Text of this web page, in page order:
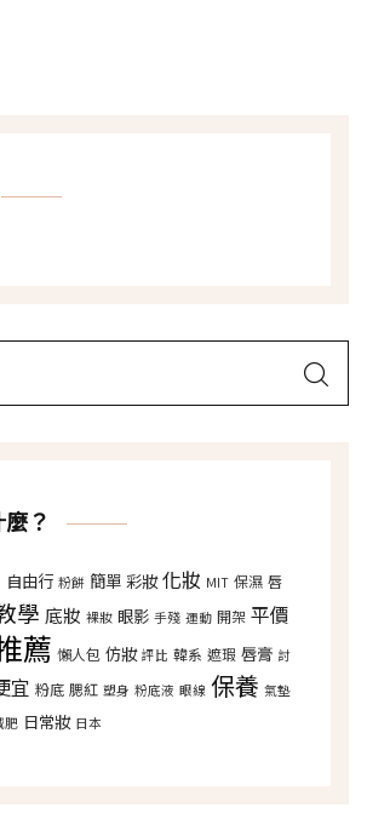
？
自由行 粉餅 簡單 彩妝 化妝 MIT 保濕 唇
學 底妝 裸妝 眼影 手殘 運動 開架 平價
薦 懶人包 仿妝 評比 韓系 遮瑕 唇膏 討
宜 粉底 腮紅 塑身 粉底液 眼線 保養 氣墊
肥 日常妝 日本